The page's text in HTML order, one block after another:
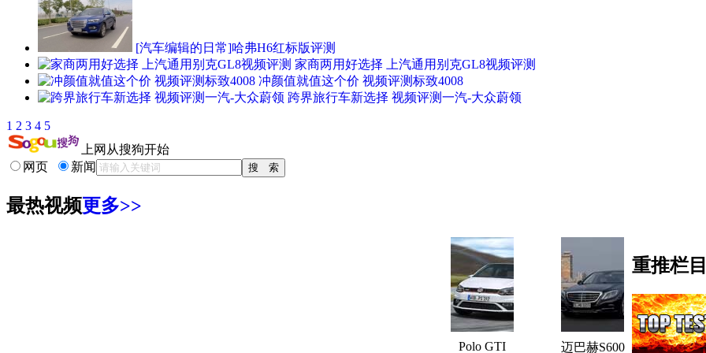
[汽车编辑的日常]哈弗H6红标版评测
家商两用好选择 上汽通用别克GL8视频评测
冲颜值就值这个价 视频评测标致4008
跨界旅行车新选择 视频评测一汽-大众蔚领
1 2 3 4 5
上网从搜狗开始
网页
新闻
最热视频更多>>
Polo GTI 迈巴赫S600
重推栏